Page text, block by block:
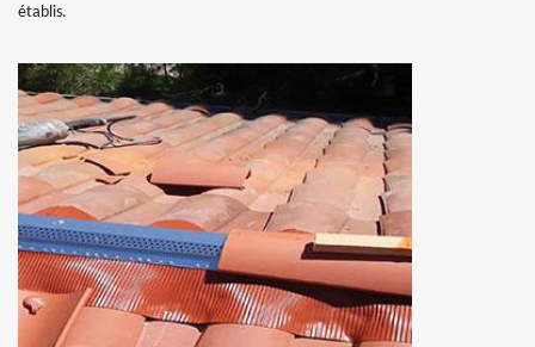
établis.